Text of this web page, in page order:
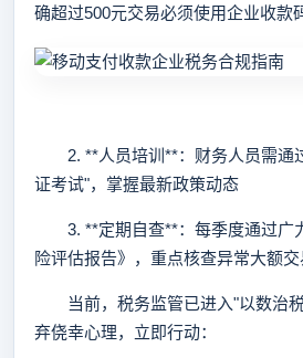
确超过500元交易必须使用企业收款
2. **人员培训**：财务人员需通
证考试"，掌握最新政策动态
3. **定期自查**：每季度通过广
险评估报告》，重点核查异常大额交
当前，税务监管已进入"以数治税
弃侥幸心理，立即行动：